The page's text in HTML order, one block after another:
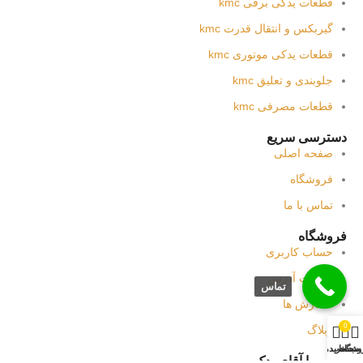
گیربکس و انتقال قدرت kmc
قطعات یدکی موتوری kmc
جلوبندی و تعلیق kmc
قطعات مصرفی kmc
دسترسی سریع
صفحه اصلی
فروشگاه
تماس با ما
فروشگاه
حساب کاربری
جزئیات آدرس
سفارش ها
وبلاگ
0
سبد خرید
حساب من
تماس